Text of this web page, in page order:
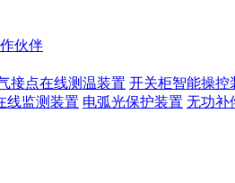
伙伴
接点在线测温装置 开关柜智能操控
线监测装置 电弧光保护装置 无功补